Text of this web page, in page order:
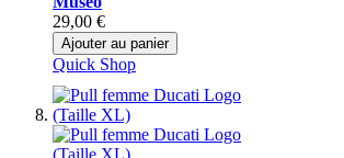
29,00 €
Ajouter au panier
Quick Shop